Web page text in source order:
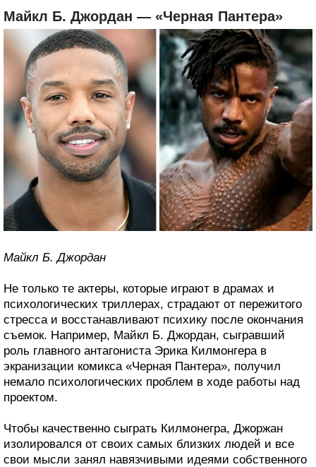
Майкл Б. Джордан — «Черная Пантера»
Майкл Б. Джордан
Не только те актеры, которые играют в драмах и
психологических триллерах, страдают от пережитого
стресса и восстанавливают психику после окончания
съемок. Например, Майкл Б. Джордан, сыгравший
роль главного антагониста Эрика Килмонгера в
экранизации комикса «Черная Пантера», получил
немало психологических проблем в ходе работы над
проектом.
Чтобы качественно сыграть Килмонегра, Джоржан
изолировался от своих самых близких людей и все
свои мысли занял навязчивыми идеями собственного